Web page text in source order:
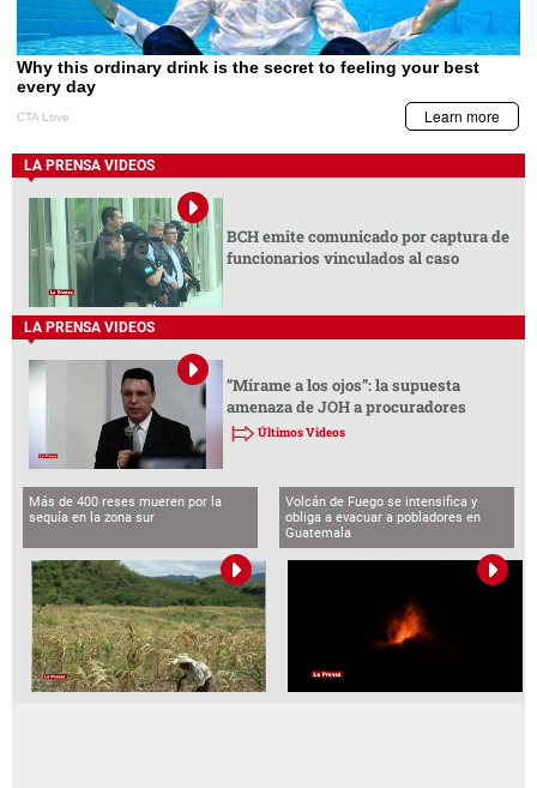
LA PRENSA VIDEOS
BCH emite comunicado por captura de
funcionarios vinculados al caso
LA PRENSA VIDEOS
“Mírame a los ojos”: la supuesta
amenaza de JOH a procuradores
Últimos Videos
Más de 400 reses mueren por la
sequía en la zona sur
Volcán de Fuego se intensifica y
obliga a evacuar a pobladores en
Guatemala